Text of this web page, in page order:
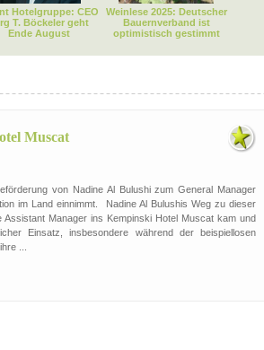
Hotelgruppe: CEO
T. Böckeler geht
Ende August
Weinlese 2025: Deutscher
Bauernverband ist
optimistisch gestimmt
Muscat
von Nadine Al Bulushi zum General Manager
im Land einnimmt. Nadine Al Bulushis Weg zu dieser
Manager ins Kempinski Hotel Muscat kam und
Einsatz, insbesondere während der beispiellosen
...